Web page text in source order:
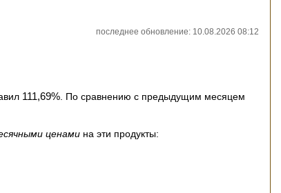
последнее обновление: 10.08.2026 08:12
111,69% . По сравнению с предыдущим месяцем
ценами на эти продукты: